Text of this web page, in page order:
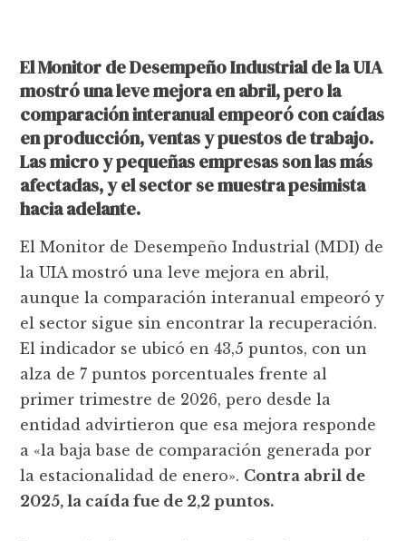
El Monitor de Desempeño Industrial de la UIA
mostró una leve mejora en abril, pero la
comparación interanual empeoró con caídas
en producción, ventas y puestos de trabajo.
Las micro y pequeñas empresas son las más
afectadas, y el sector se muestra pesimista
hacia adelante.
El Monitor de Desempeño Industrial (MDI) de
la UIA mostró una leve mejora en abril,
aunque la comparación interanual empeoró y
el sector sigue sin encontrar la recuperación.
El indicador se ubicó en 43,5 puntos, con un
alza de 7 puntos porcentuales frente al
primer trimestre de 2026, pero desde la
entidad advirtieron que esa mejora responde
a «la baja base de comparación generada por
la estacionalidad de enero». Contra abril de
2025, la caída fue de 2,2 puntos.